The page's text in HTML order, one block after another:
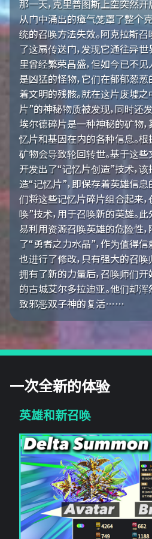
那一天，克里普图斯上空突然
从门中涌出的瘴气笼罩了整个
统的召唤方法失效。阿克拉斯
了这扇传送门，发现它通往异
里曾经繁荣昌盛，但如今已不
是凶猛的怪物，它们在郁郁葱
着文明的残骸。就在这片废墟
片”的神秘物质被发现，同时还
埃尔德碎片是一种神秘的矿物
忆片和基因在内的各种信息。
矿物会导致轮回转世。基于这
开发出了“记忆片创造”技术，
造“记忆片”，即保存着英雄信息
们将这些记忆片碎片组合起来
唤”技术，用于召唤新的英雄。
易利用资源召唤英雄的危险性
了“勇者之力水晶”，作为值得
也进行了修改，只有强大的召
拥有了新的力量后，召唤师们
的古城艾尔多拉迪亚。他们却
致邪恶双子神的复活……
一次全新的体验
英雄和新召唤